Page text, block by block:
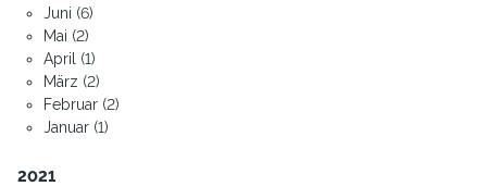
Juni (6)
Mai (2)
April (1)
März (2)
Februar (2)
Januar (1)
2021